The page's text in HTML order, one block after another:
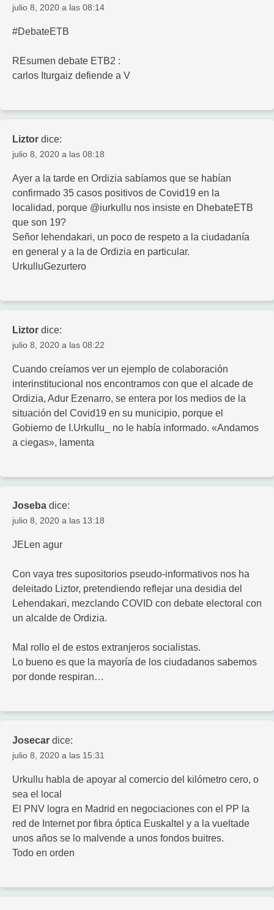
julio 8, 2020 a las 08:14
#DebateETB
REsumen debate ETB2 :
carlos Iturgaiz defiende a V
Liztor dice:
julio 8, 2020 a las 08:18
Ayer a la tarde en Ordizia sabíamos que se habían
confirmado 35 casos positivos de Covid19 en la
localidad, porque @iurkullu nos insiste en DhebateETB
que son 19?
Señor lehendakari, un poco de respeto a la ciudadanía
en general y a la de Ordizia en particular.
UrkulluGezurtero
Liztor dice:
julio 8, 2020 a las 08:22
Cuando creíamos ver un ejemplo de colaboración
interinstitucional nos encontramos con que el alcade de
Ordizia, Adur Ezenarro, se entera por los medios de la
situación del Covid19 en su municipio, porque el
Gobierno de I.Urkullu_ no le había informado. «Andamos
a ciegas», lamenta
Joseba dice:
julio 8, 2020 a las 13:18
JELen agur
Con vaya tres supositorios pseudo-informativos nos ha
deleitado Liztor, pretendiendo reflejar una desidia del
Lehendakari, mezclando COVID con debate electoral con
un alcalde de Ordizia.
Mal rollo el de estos extranjeros socialistas.
Lo bueno es que la mayoría de los ciudadanos sabemos
por donde respiran…
Josecar dice:
julio 8, 2020 a las 15:31
Urkullu habla de apoyar al comercio del kilómetro cero, o
sea el local
El PNV logra en Madrid en negociaciones con el PP la
red de Internet por fibra óptica Euskaltel y a la vueltade
unos años se lo malvende a unos fondos buitres.
Todo en orden